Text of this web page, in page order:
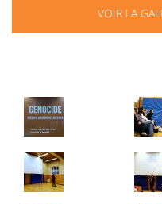
VOIR LA